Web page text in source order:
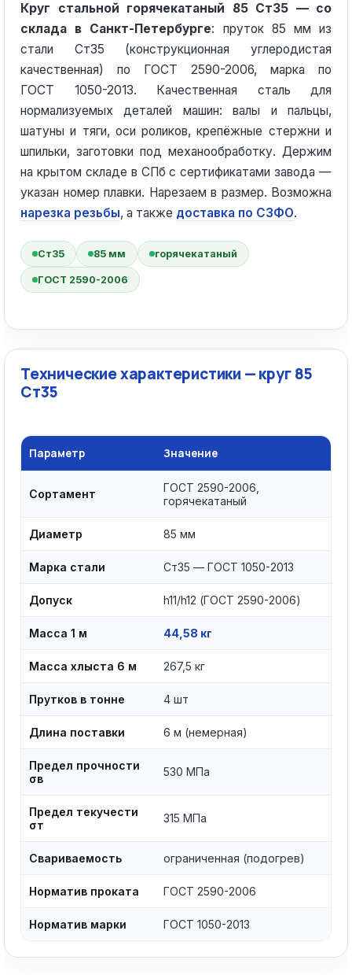
Круг стальной горячекатаный 85 Ст35 — со
склада в Санкт-Петербурге: пруток 85 мм из
стали Ст35 (конструкционная углеродистая
качественная) по ГОСТ 2590-2006, марка по
ГОСТ 1050-2013. Качественная сталь для
нормализуемых деталей машин: валы и пальцы,
шатуны и тяги, оси роликов, крепёжные стержни и
шпильки, заготовки под механообработку. Держим
на крытом складе в СПб с сертификатами завода —
указан номер плавки. Нарезаем в размер. Возможна
нарезка резьбы, а также доставка по СЗФО.
Ст35 85 мм горячекатаный
ГОСТ 2590-2006
Технические характеристики — круг 85
Ст35
Параметр Значение
Сортамент
ГОСТ 2590-2006,
горячекатаный
Диаметр 85 мм
Марка стали Ст35 — ГОСТ 1050-2013
Допуск h11/h12 (ГОСТ 2590-2006)
Масса 1 м 44,58 кг
Масса хлыста 6 м 267,5 кг
Прутков в тонне 4 шт
Длина поставки 6 м (немерная)
Предел прочности
σв
530 МПа
Предел текучести
σт
315 МПа
Свариваемость ограниченная (подогрев)
Норматив проката ГОСТ 2590-2006
Норматив марки ГОСТ 1050-2013